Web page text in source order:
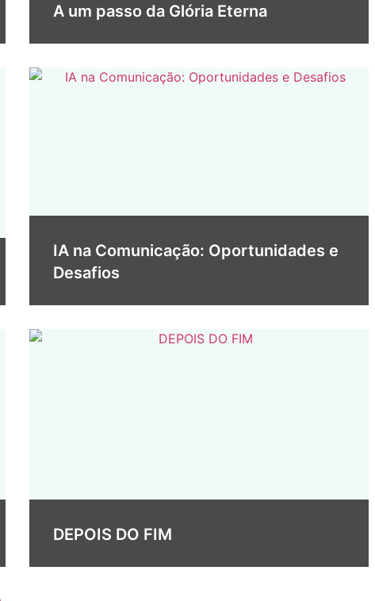
A um passo da Glória Eterna
IA na Comunicação: Oportunidades e
Desafios
DEPOIS DO FIM